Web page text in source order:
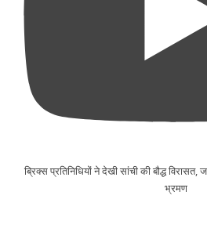
ब्रिक्स प्रतिनिधियों ने देखी सांची की बौद्ध विरासत,
भ्रमण